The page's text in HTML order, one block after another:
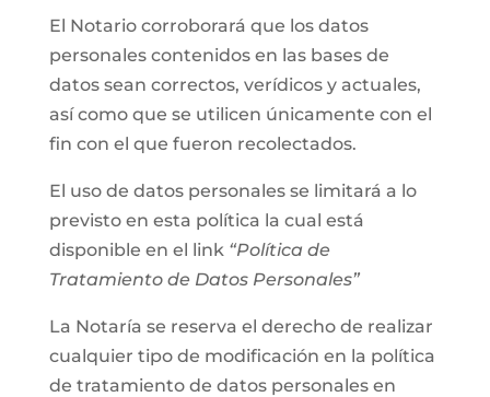
El Notario corroborará que los datos
personales contenidos en las bases de
datos sean correctos, verídicos y actuales,
así como que se utilicen únicamente con el
fin con el que fueron recolectados.
El uso de datos personales se limitará a lo
previsto en esta política la cual está
disponible en el link “Política de
Tratamiento de Datos Personales”
La Notaría se reserva el derecho de realizar
cualquier tipo de modificación en la política
de tratamiento de datos personales en